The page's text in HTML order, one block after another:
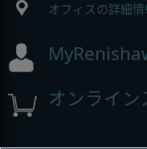
オフィスの詳細情
オンライン